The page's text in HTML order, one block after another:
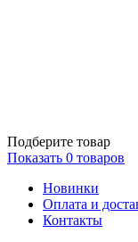
Подберите товар
Показать 0 товаров
Новинки
Оплата и
Контакты